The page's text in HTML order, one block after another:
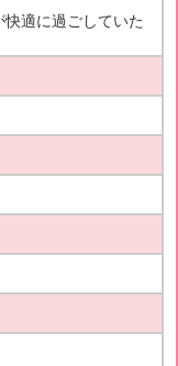
適に過ごしていた